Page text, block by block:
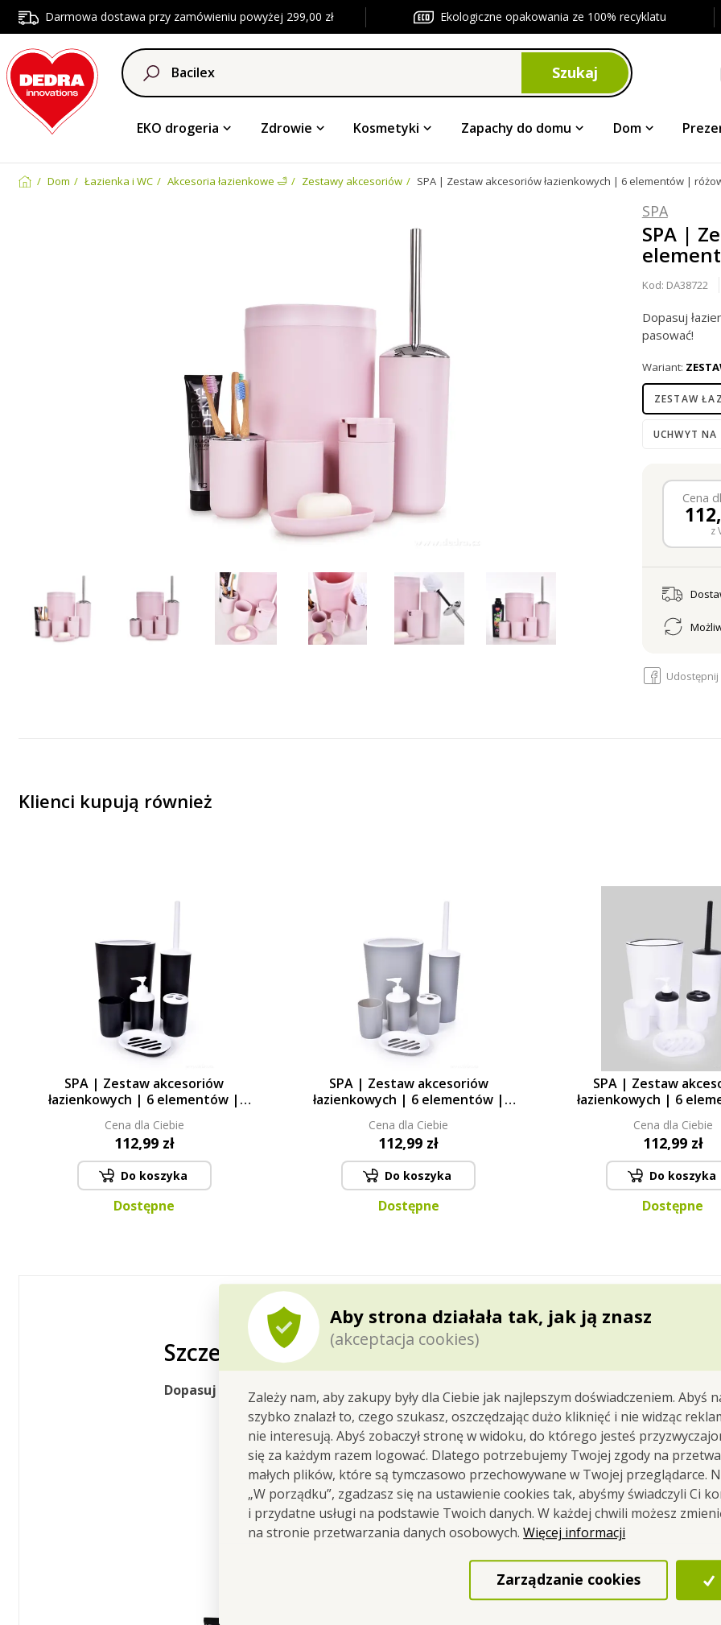
Darmowa dostawa przy zamówieniu powyżej 299,00 zł Ekologiczne opakowania ze 100% recyklatu
Szukaj
EKO drogeria Zdrowie Kosmetyki Zapachy do domu Dom
Aby strona działała tak, jak ją znasz
(akceptacja cookies)
Zależy nam, aby zakupy były dla Ciebie jak najlepszym doświadczeniem. Abyś
szybko znalazł to, czego szukasz, oszczędzając dużo kliknięć i nie widząc
nie interesują. Abyś zobaczył stronę w widoku, do którego jesteś
się za każdym razem logować. Dlatego potrzebujemy Twojej zgody na
małych plików, które są tymczasowo przechowywane w Twojej przeglądarce.
„W porządku”, zgadzasz się na ustawienie cookies tak, abyśmy świadczyli Ci
i przydatne usługi na podstawie Twoich danych. W każdej chwili możesz
na stronie przetwarzania danych osobowych.Więcej informacji
Zarządzanie cookies
Dom Łazienka i WC Akcesoria łazienkowe 🛁 Zestawy akcesoriów SPA | Zestaw akcesoriów łazienkowych | 6 elementów |
SPA
SPA |
Kod: DA38722
Dopasuj
pasować!
Wariant:
ZESTAW
UCHWYT NA
Cena
z
Udostępnij
Klienci kupują również
SPA | Zestaw akcesoriów
łazienkowych | 6 elementów |
Cena dla Ciebie
112,99 zł
Do koszyka
Dostępne
SPA | Zestaw akcesoriów
łazienkowych | 6 elementów |
Cena dla Ciebie
112,99 zł
Do koszyka
Dostępne
SPA | Zestaw
łazienkowych | 6
Cena dla Ciebie
112,99 zł
Do koszyka
Dostępne
Szczegółowy opis
Dopasuj łazienkę do swoich wyobrażeń! Pastelowe odcienie będą do niej pasować!
6-częściowy
łazienkowy z
ZESTAW
kubek (maks.
10 cm)